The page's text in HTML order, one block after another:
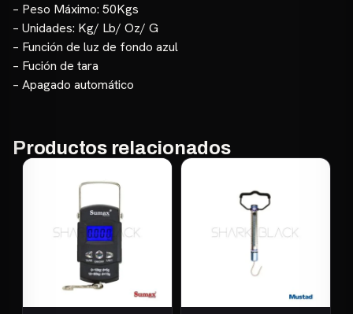
– Peso Máximo: 50Kgs
– Unidades: Kg/ Lb/ Oz/ G
– Función de luz de fondo azul
– Fución de tara
– Apagado automático
Productos relacionados